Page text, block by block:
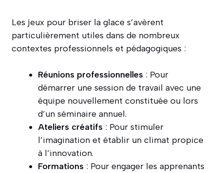
Les jeux pour briser la glace s’avèrent
particulièrement utiles dans de nombreux
contextes professionnels et pédagogiques :
Réunions professionnelles : Pour
démarrer une session de travail avec une
équipe nouvellement constituée ou lors
d’un séminaire annuel.
Ateliers créatifs : Pour stimuler
l’imagination et établir un climat propice
à l’innovation.
Formations : Pour engager les apprenants